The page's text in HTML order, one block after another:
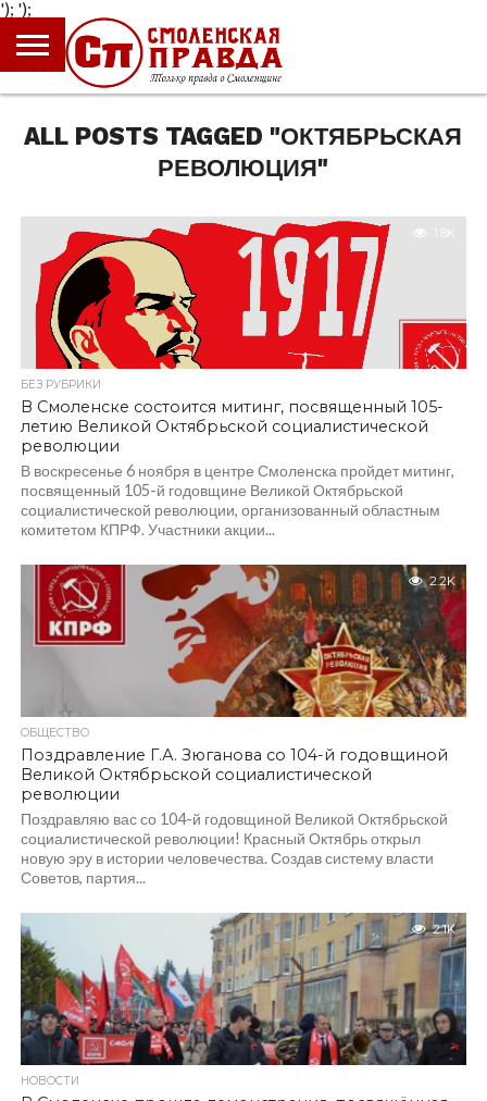
');
ГЛАВНАЯ
НОВОСТИ
ПРОИСШЕСТВИЯ
ПОЛИТИКА
КУЛЬТУРА
ЭКОНОМИКА
ОБЩЕСТВО
БЛОГИ
ALL POSTS TAGGED "ОКТЯБРЬСКАЯ
РЕВОЛЮЦИЯ"
1.8K
БЕЗ РУБРИКИ
В Смоленске состоится митинг, посвященный 105-
летию Великой Октябрьской социалистической
революции
В воскресенье 6 ноября в центре Смоленска пройдет митинг,
посвященный 105-й годовщине Великой Октябрьской
социалистической революции, организованный областным
комитетом КПРФ. Участники акции...
2.2K
ОБЩЕСТВО
Поздравление Г.А. Зюганова со 104-й годовщиной
Великой Октябрьской социалистической
революции
Поздравляю вас со 104-й годовщиной Великой Октябрьской
социалистической революции! Красный Октябрь открыл
новую эру в истории человечества. Создав систему власти
Советов, партия...
2.1K
НОВОСТИ
');